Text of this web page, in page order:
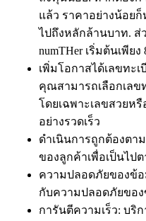
แล้ว ราคาอย่างน้อย
ไปถึงหลักล้านบาท. ส่
numTHer เริ่มต้นเพียง
เพิ่มโอกาสได้เลขทะ
คุณสามารถเลือกเลข
โดยเฉพาะเลขสวยห
อย่างรวดเร็ว
ดำเนินการถูกต้องตา
ของลูกค้าเพื่อเป็นไป
ความปลอดภัยของข้
กับความปลอดภัยขอ
การันตีความเร็ว: บริ